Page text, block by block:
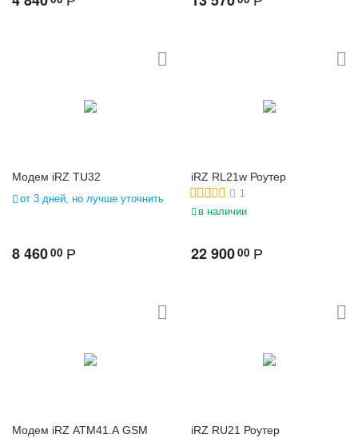
Модем iRZ TU32
от 3 дней, но лучше уточнить
8 46000 Р
iRZ RL21w Роутер
1
в наличии
22 90000 Р
Модем iRZ ATM41.A GSM
iRZ RU21 Роутер